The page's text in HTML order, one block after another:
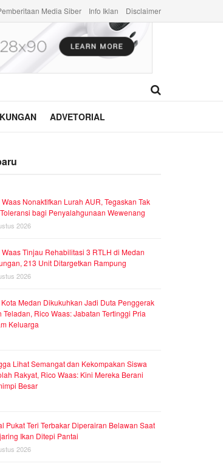
Media Siber Info Iklan Disclaimer
ADVETORIAL
Waas Nonaktifkan Lurah AUR, Tegaskan Tak
bagi Penyalahgunaan Wewenang
2026
Waas Tinjau Rehabilitasi 3 RTLH di Medan
213 Unit Ditargetkan Rampung
2026
Medan Dikukuhkan Jadi Duta Penggerak
Teladan, Rico Waas: Jabatan Tertinggi Pria
Keluarga
Lihat Semangat dan Kekompakan Siswa
Rakyat, Rico Waas: Kini Mereka Berani
Besar
Pukat Teri Terbakar Diperairan Belawan Saat
Ikan Ditepi Pantai
2026